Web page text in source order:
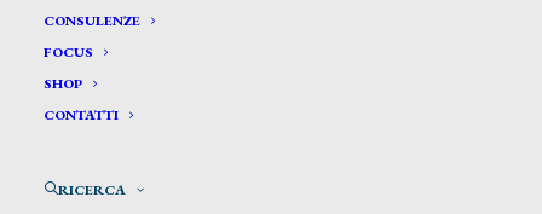
CONSULENZE
FOCUS
SHOP
CONTATTI
RICERCA